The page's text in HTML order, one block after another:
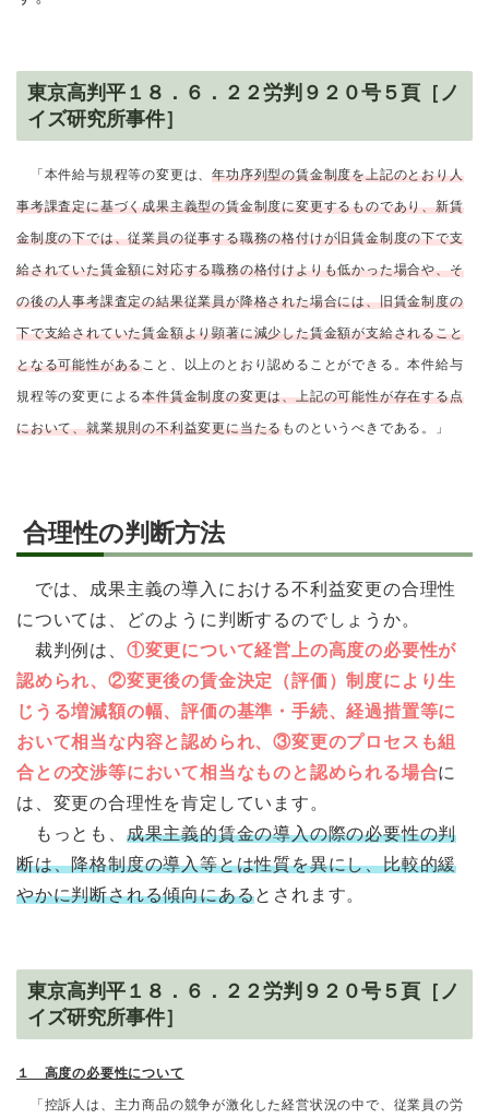
東京高判平１８．６．２２労判９２０号５頁［ノ
イズ研究所事件］
「本件給与規程等の変更は、年功序列型の賃金制度を上記のとおり人
事考課査定に基づく成果主義型の賃金制度に変更するものであり、新賃
金制度の下では、従業員の従事する職務の格付けが旧賃金制度の下で支
給されていた賃金額に対応する職務の格付けよりも低かった場合や、そ
の後の人事考課査定の結果従業員が降格された場合には、旧賃金制度の
下で支給されていた賃金額より顕著に減少した賃金額が支給されること
となる可能性があること、以上のとおり認めることができる。本件給与
規程等の変更による本件賃金制度の変更は、上記の可能性が存在する点
において、就業規則の不利益変更に当たるものというべきである。」
合理性の判断方法
では、成果主義の導入における不利益変更の合理性
については、どのように判断するのでしょうか。
裁判例は、 ①変更について経営上の高度の必要性が
認められ、②変更後の賃金決定（評価）制度により生
じうる増減額の幅、評価の基準・手続、経過措置等に
おいて相当な内容と認められ、③変更のプロセスも組
合との交渉等において相当なものと認められる場合に
は、変更の合理性を肯定しています。
もっとも、 成果主義的賃金の導入の際の必要性の判
断は、降格制度の導入等とは性質を異にし、比較的緩
やかに判断される傾向にあるとされます。
東京高判平１８．６．２２労判９２０号５頁［ノ
イズ研究所事件］
１ 高度の必要性について
「控訴人は、主力商品の競争が激化した経営状況の中で、従業員の労